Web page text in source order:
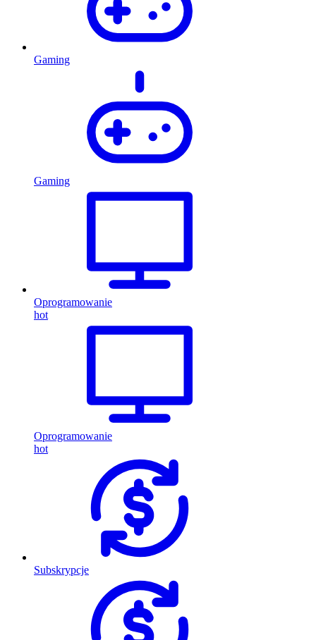
Gaming
Gaming
Oprogramowanie
hot
Oprogramowanie
hot
Subskrypcje